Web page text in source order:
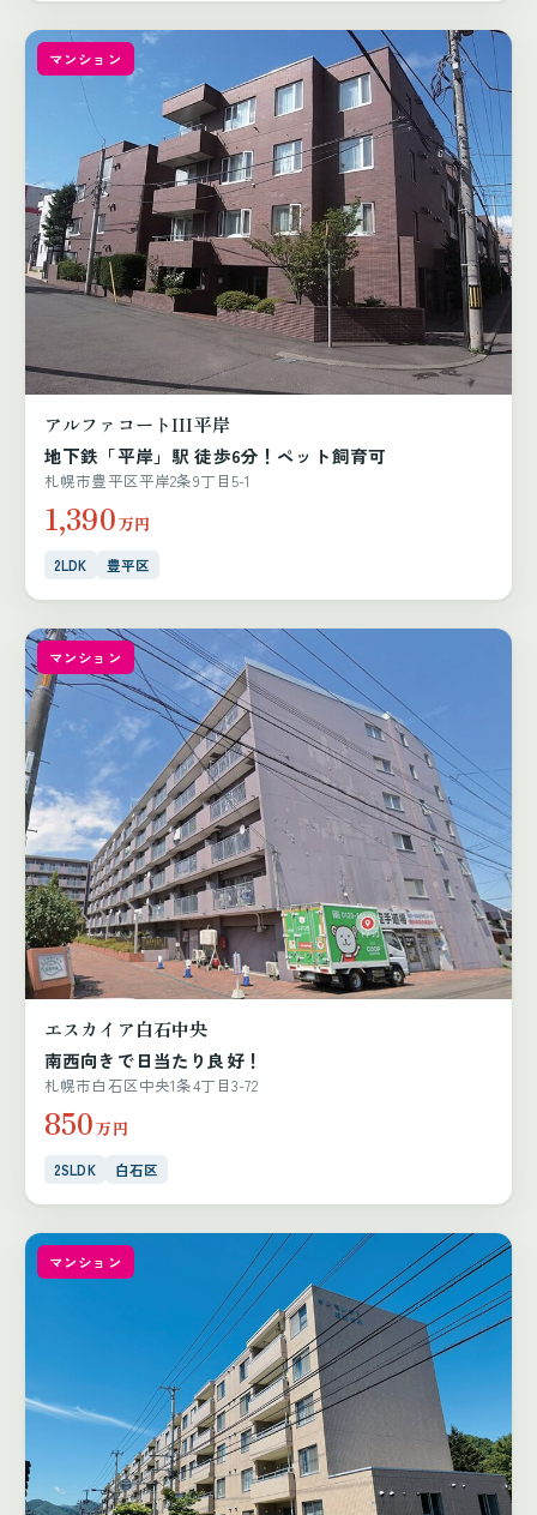
マンション
アルファコートIII平岸
地下鉄「平岸」駅 徒歩6分！ペット飼育可
札幌市豊平区平岸2条9丁目5-1
1,390万円
2LDK 豊平区
マンション
エスカイア白石中央
南西向きで日当たり良好！
札幌市白石区中央1条4丁目3-72
850万円
2SLDK 白石区
マンション